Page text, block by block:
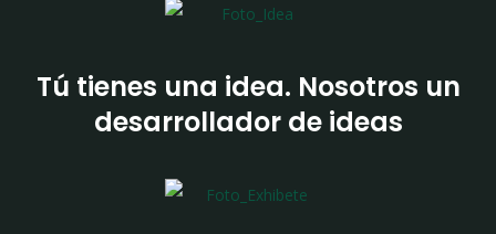
Tú tienes una idea. Nosotros un
desarrollador de ideas